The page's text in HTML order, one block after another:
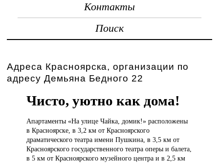
Контакты
Поиск
Адреса Красноярска, организации по
адресу Демьяна Бедного 22
Чисто, уютно как дома!
Апартаменты «Наулице Чайка, домик!» расположены
в Красноярске, в 3,2 км от Красноярского
драматического театра имени Пушкина, в 3,5 км от
Красноярского государственного театра оперы и балета,
в 5 км от Красноярского музейного центра и в 2,5 км